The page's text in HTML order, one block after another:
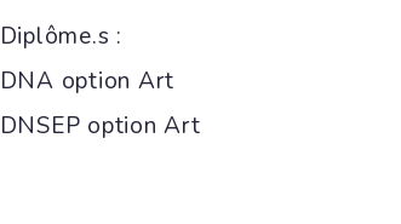
Diplôme.s :
DNA option Art
DNSEP option Art